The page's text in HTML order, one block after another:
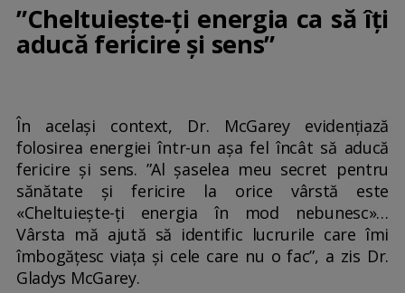
”Cheltuiește-ți energia ca să îți
aducă fericire și sens”
În același context, Dr. McGarey evidențiază
folosirea energiei într-un așa fel încât să aducă
fericire și sens. ”Al șaselea meu secret pentru
sănătate și fericire la orice vârstă este
«Cheltuiește-ți energia în mod nebunesc»…
Vârsta mă ajută să identific lucrurile care îmi
îmbogățesc viața și cele care nu o fac”, a zis Dr.
Gladys McGarey.